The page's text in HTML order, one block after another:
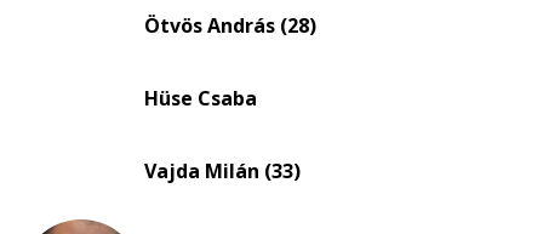
eloszlás
Ötvös András (28)
Hüse Csaba
Vajda Milán (33)